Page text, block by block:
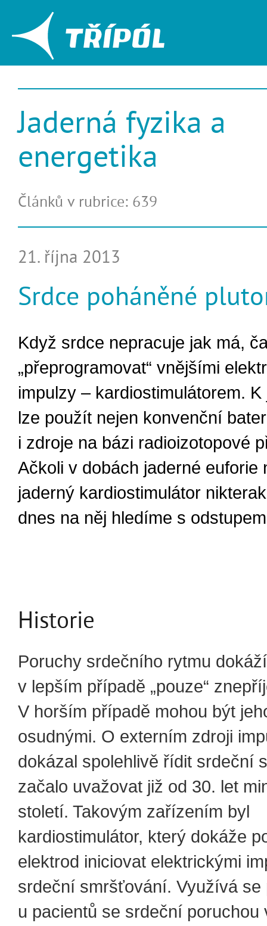
Jaderná fyzika a
energetika
Článků v rubrice: 639
21. října 2013
Srdce poháněné
Když srdce nepracuje jak má,
„přeprogramovat“ vnějšími
impulzy – kardiostimulátorem.
lze použít nejen konvenční
i zdroje na bázi radioizotopové
Ačkoli v dobách jaderné euforie
jaderný kardiostimulátor
dnes na něj hledíme s
Historie
Poruchy srdečního rytmu
v lepším případě „pouze“
V horším případě mohou být
osudnými. O externím zdroji
dokázal spolehlivě řídit srdeční
začalo uvažovat již od 30. let
století. Takovým zařízením byl
kardiostimulátor, který dokáže
elektrod iniciovat elektrickými
srdeční smršťování. Využívá se
u pacientů se srdeční poruchou